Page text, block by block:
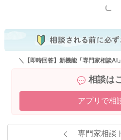
もっと見
＼【即時回答】新機能「専門家相談AI
相談は
アプリで相
専門家相談